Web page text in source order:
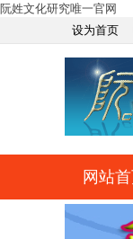
阮姓文化研究唯一官网
设为首页
网站